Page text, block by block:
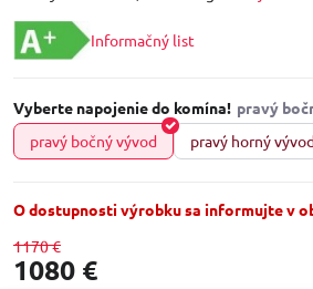
Informačný list
Vyberte napojenie do komína!
pravý bočný vývod
pravý horný
O dostupnosti výrobku sa informujte v
1170 €
1080 €